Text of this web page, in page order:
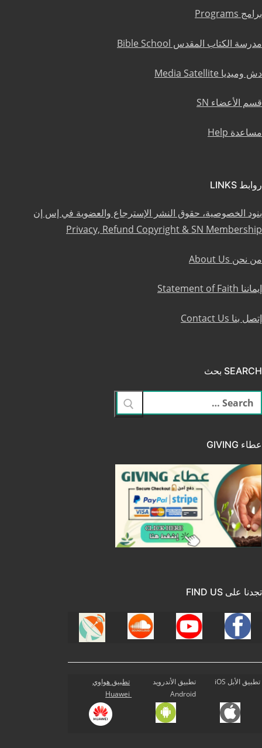
برامج Programs
مدرسة الكتاب المقدس Bible School
دش وميديا Media Satellite
قسم الأعضاء SN
مساعدة Help
روابط LINKS
بنود الخصوصية، حقوق النشر الإسترجاع والعضوية في إس إن
Privacy, Refund Copyright & SN Membership
من نحن About Us
إيماننا Statement of Faith
إتصل بنا Contact Us
SEARCH بحث
البحث
عن:
عطاء GIVING
تجدنا على FIND US
تطبيق الأبل iOS
تطبيق الأندرويد
Android
تطبيق هواوي